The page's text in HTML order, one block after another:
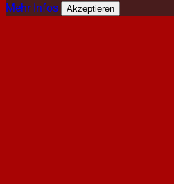
Mehr Infos Akzeptieren